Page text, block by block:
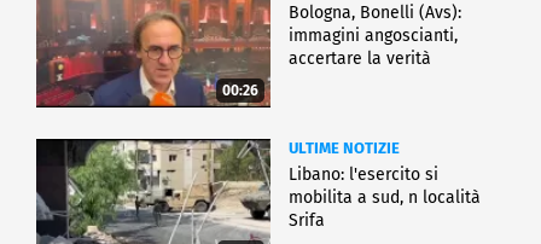
00:26
Bologna, Bonelli (Avs):
immagini angoscianti,
accertare la verità
ULTIME NOTIZIE
Libano: l'esercito si
mobilita a sud, n località
Srifa